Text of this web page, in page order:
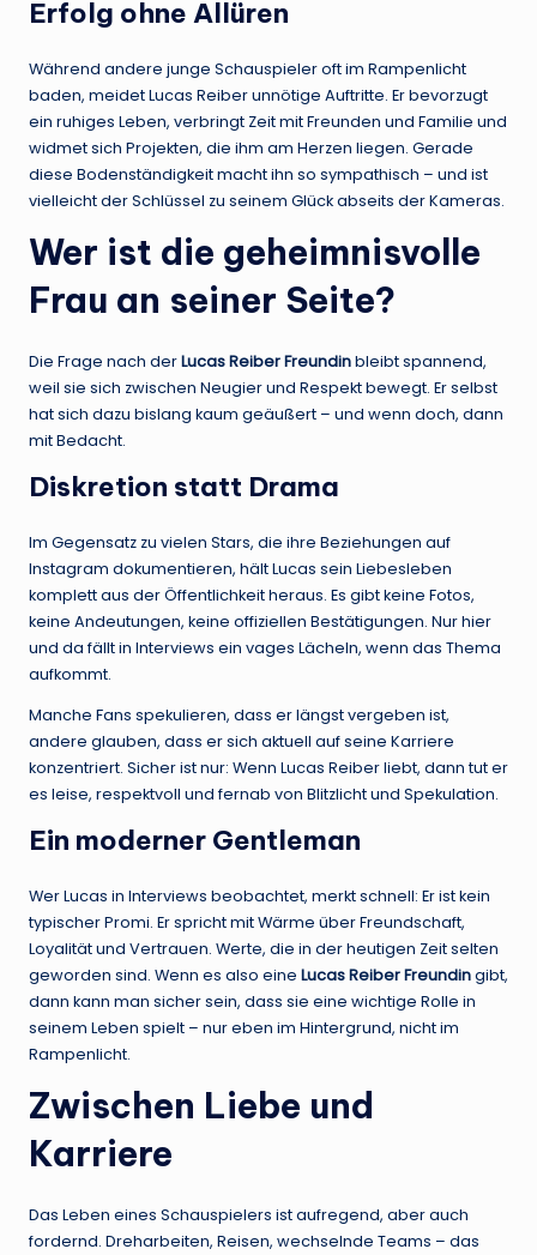
Erfolg ohne Allüren
Während andere junge Schauspieler oft im Rampenlicht
baden, meidet Lucas Reiber unnötige Auftritte. Er bevorzugt
ein ruhiges Leben, verbringt Zeit mit Freunden und Familie und
widmet sich Projekten, die ihm am Herzen liegen. Gerade
diese Bodenständigkeit macht ihn so sympathisch – und ist
vielleicht der Schlüssel zu seinem Glück abseits der Kameras.
Wer ist die geheimnisvolle
Frau an seiner Seite?
Die Frage nach derLucas Reiber Freundinbleibt spannend,
weil sie sich zwischen Neugier und Respekt bewegt. Er selbst
hat sich dazu bislang kaum geäußert – und wenn doch, dann
mit Bedacht.
Diskretion statt Drama
Im Gegensatz zu vielen Stars, die ihre Beziehungen auf
Instagram dokumentieren, hält Lucas sein Liebesleben
komplett aus der Öffentlichkeit heraus. Es gibt keine Fotos,
keine Andeutungen, keine offiziellen Bestätigungen. Nur hier
und da fällt in Interviews ein vages Lächeln, wenn das Thema
aufkommt.
Manche Fans spekulieren, dass er längst vergeben ist,
andere glauben, dass er sich aktuell auf seine Karriere
konzentriert. Sicher ist nur: Wenn Lucas Reiber liebt, dann tut er
es leise, respektvoll und fernab von Blitzlicht und Spekulation.
Ein moderner Gentleman
Wer Lucas in Interviews beobachtet, merkt schnell: Er ist kein
typischer Promi. Er spricht mit Wärme über Freundschaft,
Loyalität und Vertrauen. Werte, die in der heutigen Zeit selten
geworden sind. Wenn es also eine Lucas Reiber Freundingibt,
dann kann man sicher sein, dass sie eine wichtige Rolle in
seinem Leben spielt – nur eben im Hintergrund, nicht im
Rampenlicht.
Zwischen Liebe und
Karriere
Das Leben eines Schauspielers ist aufregend, aber auch
fordernd. Dreharbeiten, Reisen, wechselnde Teams – das